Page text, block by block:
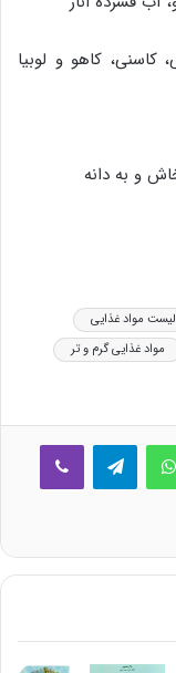
کاسنی، کاهو و لوبیا
و به دانه
لیست مواد غذایی
مواد غذایی گرم و تر
واتس آپ